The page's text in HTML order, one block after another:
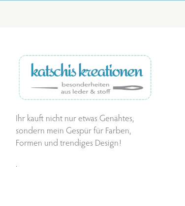
Ihr kauft nicht nur etwas Genähtes,
sondern mein Gespür für Farben,
Formen und trendiges Design!
.